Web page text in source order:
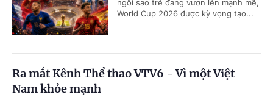
ngôi sao trẻ đang vươn lên mạnh mẽ,
World Cup 2026 được kỳ vọng tạo...
Ra mắt Kênh Thể thao VTV6 - Vì một Việt
Nam khỏe mạnh